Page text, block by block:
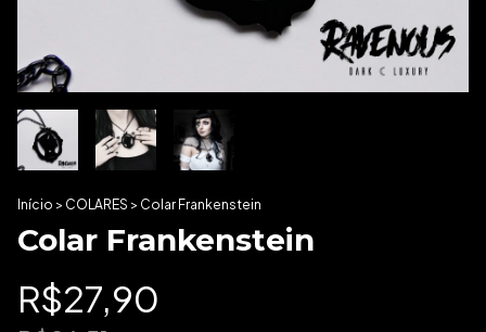
Início > COLARES > Colar Frankenstein
Colar Frankenstein
R$27,90